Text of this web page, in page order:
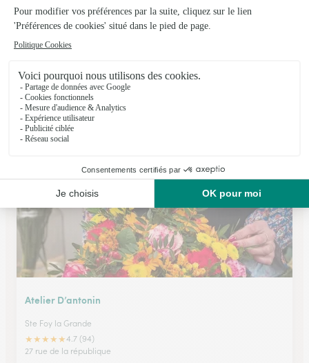
L’art Floral
Izon
★★★★★4.7 (56)
123, avenue du Général de Gaulle
Atelier D’antonin
Ste Foy la Grande
★★★★★4.7 (94)
27 rue de la république